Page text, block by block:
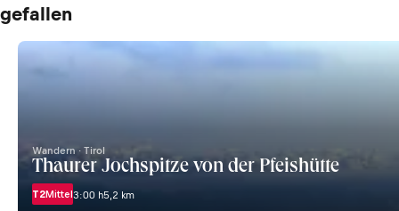
gefallen
Wandern · Tirol
Thaurer Jochspitze von der Pfeishütte
T2Mittel3:00 h5,2 km